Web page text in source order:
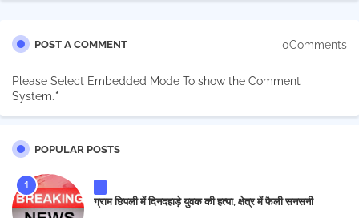
POST A COMMENT 0Comments
Please Select Embedded Mode To show the Comment
System.*
POPULAR POSTS
ग्राम छिपली में दिनदहाड़े युवक की हत्या, क्षेत्र में फैली सनसनी